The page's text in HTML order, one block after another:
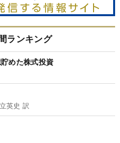
ランキング
めた株式投資
英史 訳